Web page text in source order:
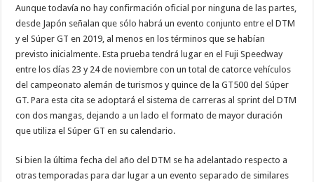
Aunque todavía no hay confirmación oficial por ninguna de las partes,
desde Japón señalan que sólo habrá un evento conjunto entre el DTM
y el Súper GT en 2019, al menos en los términos que se habían
previsto inicialmente. Esta prueba tendrá lugar en el Fuji Speedway
entre los días 23 y 24 de noviembre con un total de catorce vehículos
del campeonato alemán de turismos y quince de la GT500 del Súper
GT. Para esta cita se adoptará el sistema de carreras al sprint del DTM
con dos mangas, dejando a un lado el formato de mayor duración
que utiliza el Súper GT en su calendario.
Si bien la última fecha del año del DTM se ha adelantado respecto a
otras temporadas para dar lugar a un evento separado de similares